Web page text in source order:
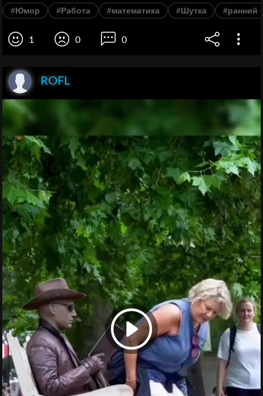
#Юмор #Работа #математика #Шутка #ранний
1 0 0
ROFL